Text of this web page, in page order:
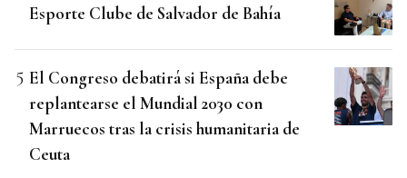
Esporte Clube de Salvador de Bahía
El Congreso debatirá si España debe
replantearse el Mundial 2030 con
Marruecos tras la crisis humanitaria de
Ceuta